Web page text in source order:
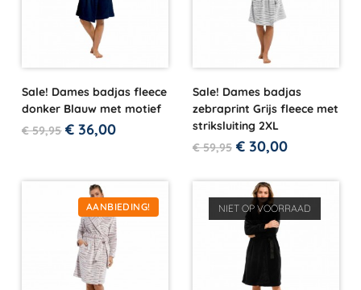
Sale! Dames badjas fleece
donker Blauw met motief
€59,95 € 36,00
Sale! Dames badjas
zebraprint Grijs fleece met
striksluiting 2XL
€59,95 € 30,00
AANBIEDING! NIET OP VOORRAAD